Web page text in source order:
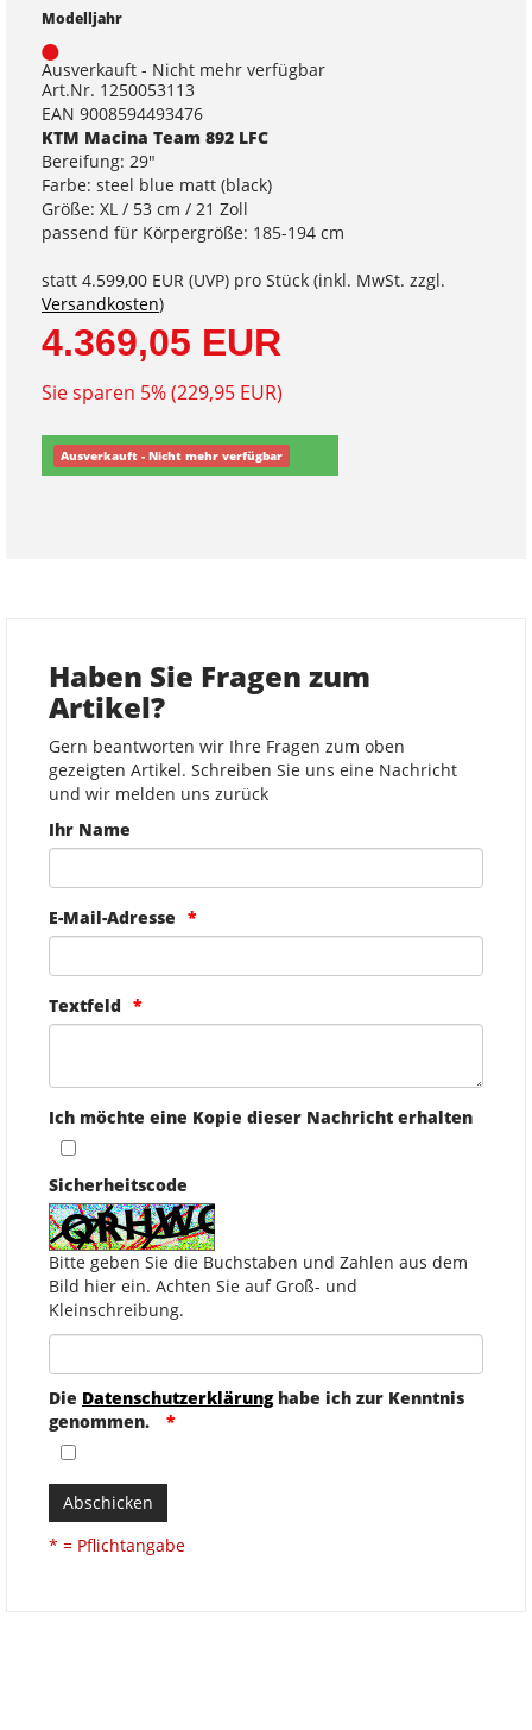
Modelljahr
Ausverkauft - Nicht mehr verfügbar
Art.Nr. 1250053113
EAN 9008594493476
KTM Macina Team 892 LFC
Bereifung: 29"
Farbe: steel blue matt (black)
Größe: XL / 53 cm / 21 Zoll
passend für Körpergröße: 185-194 cm
statt 4.599,00 EUR (UVP) pro Stück (inkl. MwSt. zzgl.
Versandkosten)
4.369,05 EUR
Sie sparen 5% (229,95 EUR)
Ausverkauft - Nicht mehr verfügbar
Haben Sie Fragen zum
Artikel?
Gern beantworten wir Ihre Fragen zum oben
gezeigten Artikel. Schreiben Sie uns eine Nachricht
und wir melden uns zurück
Ihr Name
E-Mail-Adresse
Textfeld
Ich möchte eine Kopie dieser Nachricht erhalten
Sicherheitscode
Bitte geben Sie die Buchstaben und Zahlen aus dem
Bild hier ein. Achten Sie auf Groß- und
Kleinschreibung.
Die Datenschutzerklärunghabe ich zur Kenntnis
genommen.
Abschicken
* = Pflichtangabe